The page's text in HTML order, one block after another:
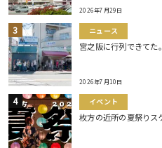
2026年7月29日
ニュース
宮之阪に行列できてた
2026年7月10日
イベント
枚方の近所の夏祭りス